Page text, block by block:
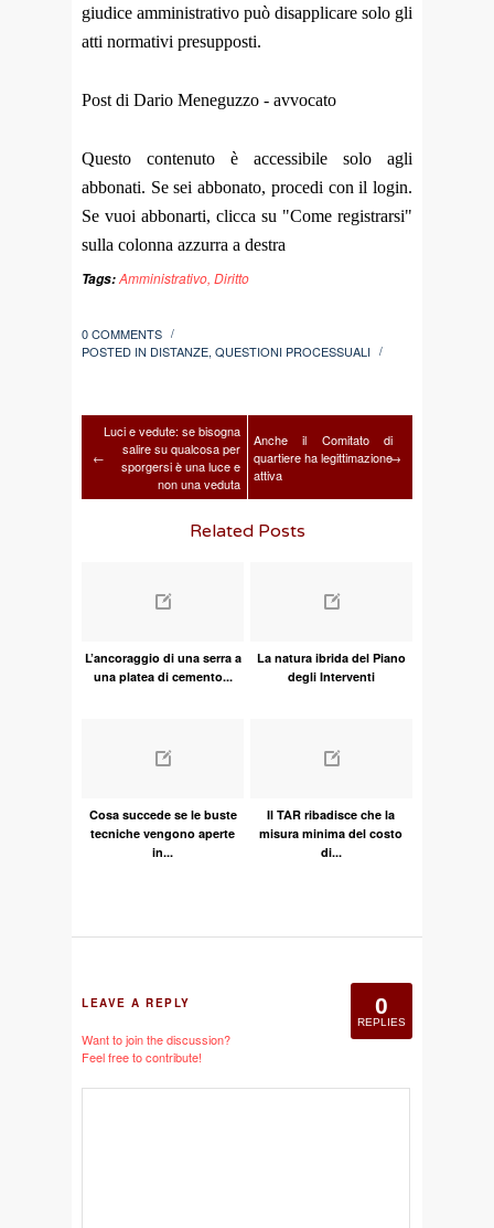
giudice amministrativo può disapplicare solo gli
atti normativi presupposti.
Post di Dario Meneguzzo - avvocato
Questo contenuto è accessibile solo agli
abbonati. Se sei abbonato, procedi con il login.
Se vuoi abbonarti, clicca su "Come registrarsi"
sulla colonna azzurra a destra
Tags:Amministrativo, Diritto
0 COMMENTS /
POSTED IN DISTANZE,QUESTIONI PROCESSUALI /
←
Luci e vedute: se bisogna
salire su qualcosa per
sporgersi è una luce e
non una veduta
Anche il Comitato di
quartiere ha legittimazione
attiva
→
Related Posts
L’ancoraggio di una serra a
una platea di cemento...
La natura ibrida del Piano
degli Interventi
Cosa succede se le buste
tecniche vengono aperte
in...
Il TAR ribadisce che la
misura minima del costo
di...
0
REPLIES
LEAVE A REPLY
Want to join the discussion?
Feel free to contribute!